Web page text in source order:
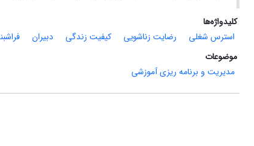
کلیدواژه‌ها
استرس شغلی
رضایت زناشویی کیفیت زندگی دبیران
موضوعات
مدیریت و برنامه ریزی آموزشی